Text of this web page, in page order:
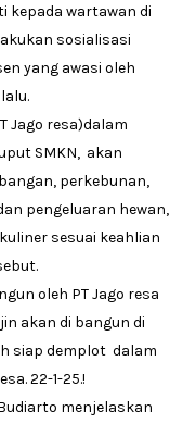
kepada wartawan di
sosialisasi
yang awasi oleh
Jago resa)dalam
SMKN, akan
perkebunan,
pengeluaran hewan,
sesuai keahlian
oleh PT Jago resa
akan di bangun di
siap demplot dalam
22-1-25.!
menjelaskan